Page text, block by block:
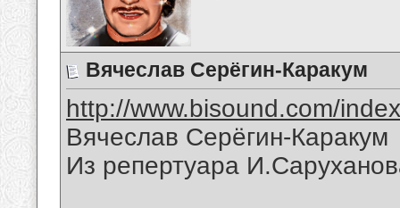
Вячеслав Серёгин-Каракум
http://www.bisound.com/
Вячеслав Серёгин-Каракум
Из репертуара